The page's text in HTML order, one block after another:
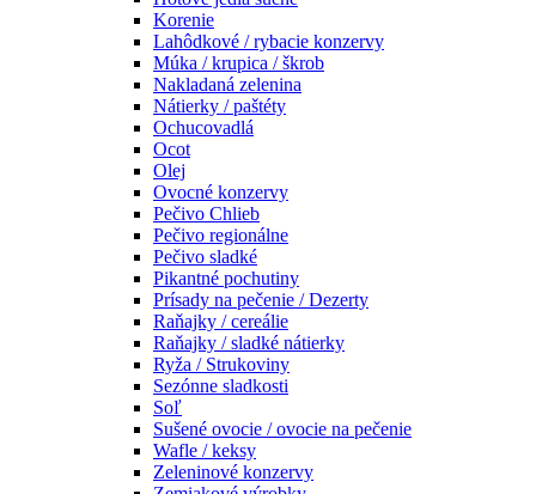
Korenie
Lahôdkové / rybacie konzervy
Múka / krupica / škrob
Nakladaná zelenina
Nátierky / paštéty
Ochucovadlá
Ocot
Olej
Ovocné konzervy
Pečivo Chlieb
Pečivo regionálne
Pečivo sladké
Pikantné pochutiny
Prísady na pečenie / Dezerty
Raňajky / cereálie
Raňajky / sladké nátierky
Ryža / Strukoviny
Sezónne sladkosti
Soľ
Sušené ovocie / ovocie na pečenie
Wafle / keksy
Zeleninové konzervy